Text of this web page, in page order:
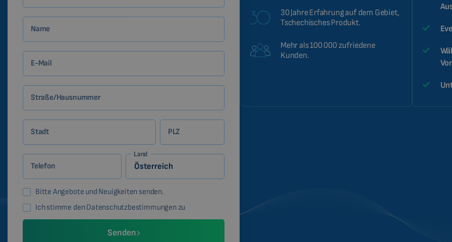
Name
E-Mail
Straße/Hausnummer
Stadt PLZ
Telefon
Land
Bitte Angebote und Neuigkeiten senden.
Ich stimme den Datenschutzbestimmungen zu
Senden
30 Jahre Erfahrung auf dem Gebiet,
Tschechisches Produkt.
Mehr als 100 000 zufriedene
Kunden.